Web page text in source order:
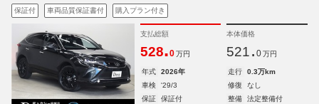
保証付 車両品質保証書付 購入プラン付き
支払総額
528.0 万円
本体価格
521. 0 万円
年式 2026年 走行
0.3万km
車検
'29/3 修復
なし
保証
保証付 整備
法定整備付